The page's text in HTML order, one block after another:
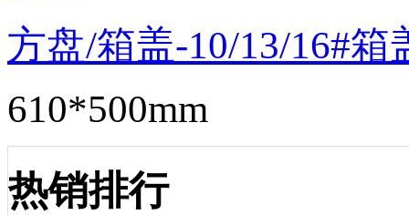
方盘/箱盖-10/13/16#箱
610*500mm
热销排行